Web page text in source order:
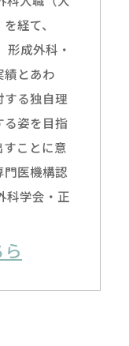
経て、
形成外科・
績とあわ
る独自理
る姿を目指
ことに意
医機構認
科学会・正